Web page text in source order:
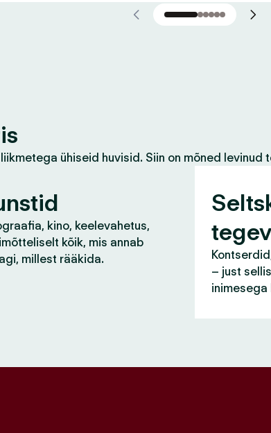
ühiseid huvisid. Siin on mõned levinud
kino, keelevahetus,
kõik, mis annab
millest rääkida.
– just
inimesega